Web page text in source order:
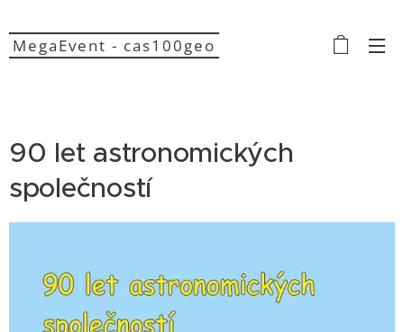
MegaEvent - cas100geo
90 let astronomických
společností